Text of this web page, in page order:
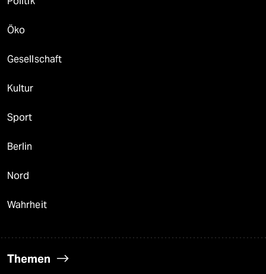
Öko
Gesellschaft
Kultur
Sport
Berlin
Nord
Wahrheit
Themen